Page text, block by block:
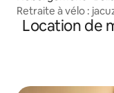
Retraite à vélo :
Location de